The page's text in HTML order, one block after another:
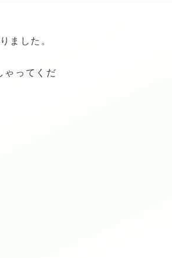
ました。
ゃってくだ